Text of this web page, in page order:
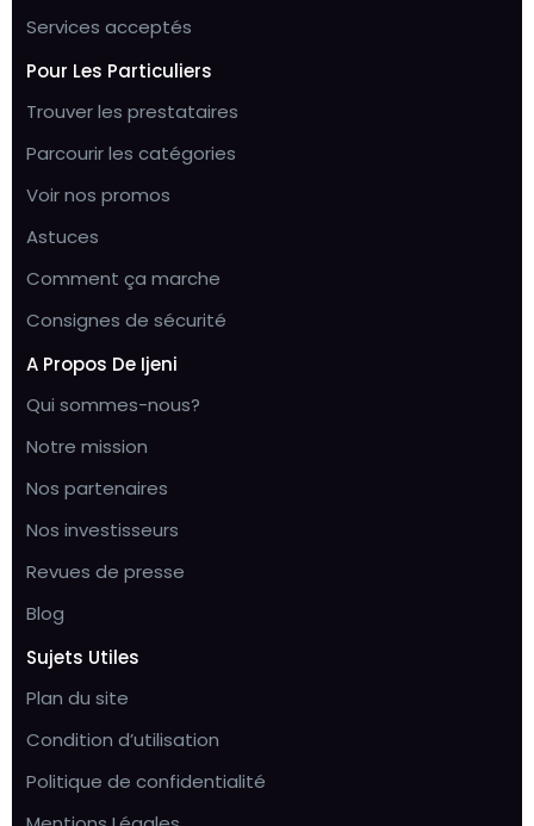
Services acceptés
Pour Les Particuliers
Trouver les prestataires
Parcourir les catégories
Voir nos promos
Astuces
Comment ça marche
Consignes de sécurité
A Propos De Ijeni
Qui sommes-nous?
Notre mission
Nos partenaires
Nos investisseurs
Revues de presse
Blog
Sujets Utiles
Plan du site
Condition d’utilisation
Politique de confidentialité